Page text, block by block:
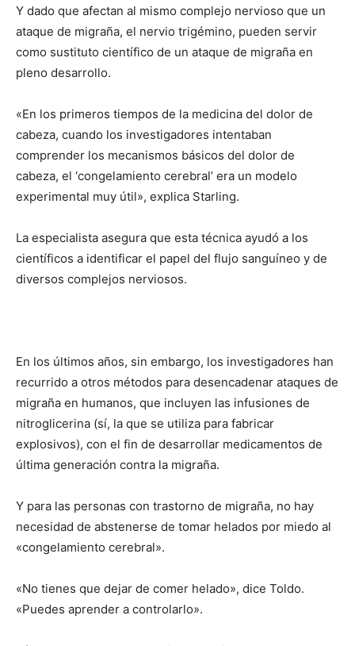
Y dado que afectan al mismo complejo nervioso que un
ataque de migraña, el nervio trigémino, pueden servir
como sustituto científico de un ataque de migraña en
pleno desarrollo.
«En los primeros tiempos de la medicina del dolor de
cabeza, cuando los investigadores intentaban
comprender los mecanismos básicos del dolor de
cabeza, el ‘congelamiento cerebral’ era un modelo
experimental muy útil», explica Starling.
La especialista asegura que esta técnica ayudó a los
científicos a identificar el papel del flujo sanguíneo y de
diversos complejos nerviosos.
En los últimos años, sin embargo, los investigadores han
recurrido a otros métodos para desencadenar ataques de
migraña en humanos, que incluyen las infusiones de
nitroglicerina (sí, la que se utiliza para fabricar
explosivos), con el fin de desarrollar medicamentos de
última generación contra la migraña.
Y para las personas con trastorno de migraña, no hay
necesidad de abstenerse de tomar helados por miedo al
«congelamiento cerebral».
«No tienes que dejar de comer helado», dice Toldo.
«Puedes aprender a controlarlo».